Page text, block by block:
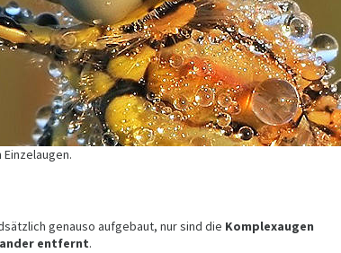
genauso aufgebaut, nur sind die Komplexaugen
entfernt.